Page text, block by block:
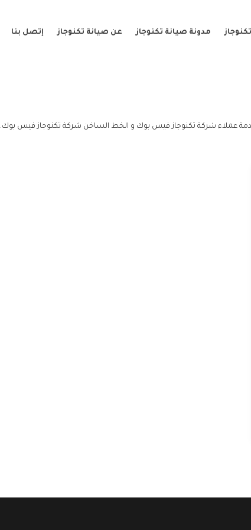
مدونة صيانة تكنوجاز عن صيانة تكنوجاز إتصل بنا
عملاء شركة تكنوجاز فيس بوك و الخط الساخن شركة تكنوجاز فيس بوك.